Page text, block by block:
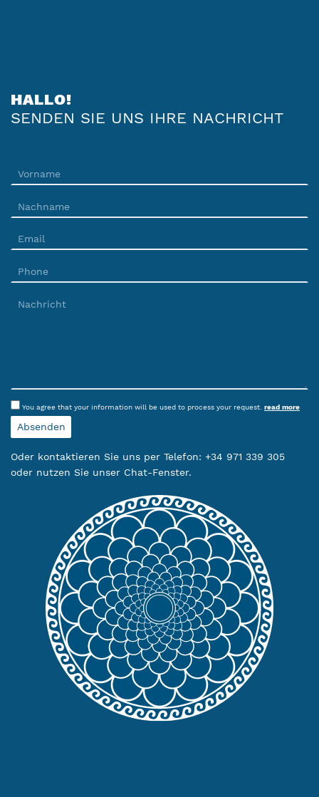
HALLO!
SENDEN SIE UNS IHRE NACHRICHT
You agree that your information will be used to process your request. read more
Oder kontaktieren Sie uns per Telefon: +34 971 339 305
oder nutzen Sie unser Chat-Fenster.